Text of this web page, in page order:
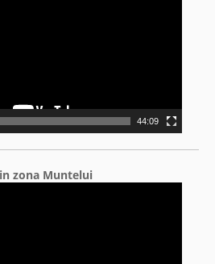
44:09
zona Muntelui